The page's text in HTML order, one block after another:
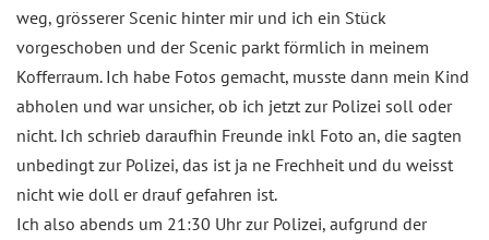
weg, grösserer Scenic hinter mir und ich ein Stück
vorgeschoben und der Scenic parkt förmlich in meinem
Kofferraum. Ich habe Fotos gemacht, musste dann mein Kind
abholen und war unsicher, ob ich jetzt zur Polizei soll oder
nicht. Ich schrieb daraufhin Freunde inkl Foto an, die sagten
unbedingt zur Polizei, das ist ja ne Frechheit und du weisst
nicht wie doll er drauf gefahren ist.
Ich also abends um 21:30 Uhr zur Polizei, aufgrund der